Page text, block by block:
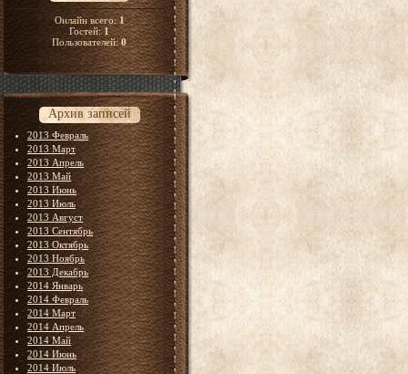
Онлайн всего:1
Гостей:1
Пользователей:0
Архив записей
2013 Февраль
2013 Март
2013 Апрель
2013 Май
2013 Июнь
2013 Июль
2013 Август
2013 Сентябрь
2013 Октябрь
2013 Ноябрь
2013 Декабрь
2014 Январь
2014 Февраль
2014 Март
2014 Апрель
2014 Май
2014 Июнь
2014 Июль